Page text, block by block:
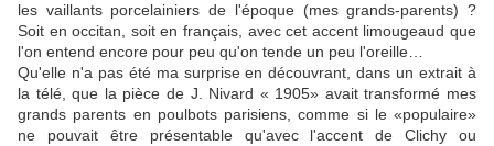
les vaillants porcelainiers de l'époque (mes grands-parents) ?
Soit en occitan, soit en français, avec cet accent limougeaud que
l'on entend encore pour peu qu'on tende un peu l'oreille…
Qu'elle n'a pas été ma surprise en découvrant, dans un extrait à
la télé, que la pièce de J. Nivard « 1905» avait transformé mes
grands parents en poulbots parisiens, comme si le «populaire»
ne pouvait être présentable qu'avec l'accent de Clichy ou